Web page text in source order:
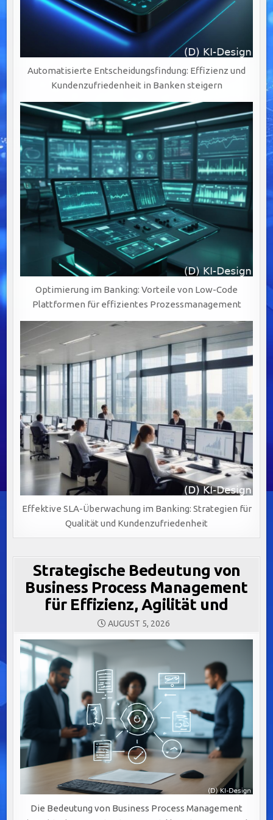
Automatisierte Entscheidungsfindung: Effizienz und
Kundenzufriedenheit in Banken steigern
Optimierung im Banking: Vorteile von Low-Code
Plattformen für effizientes Prozessmanagement
Effektive SLA-Überwachung im Banking: Strategien für
Qualität und Kundenzufriedenheit
Strategische Bedeutung von
Business Process Management
für Effizienz, Agilität und
AUGUST 5, 2026
Die Bedeutung von Business Process Management